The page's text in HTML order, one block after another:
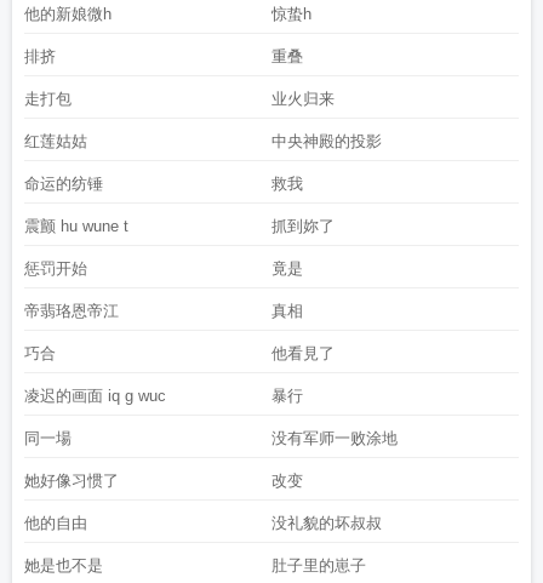
o
他的新娘微h 惊蛰h
排挤 重叠
走打包 业火归来
红莲姑姑 中央神殿的投影
命运的纺锤 救我
震颤 hu wune t 抓到妳了
惩罚开始 竟是
帝翡珞恩帝江 真相
巧合 他看見了
凌迟的画面 iq g wuc 暴行
同一場 没有军师一败涂地
她好像习惯了 改变
他的自由 没礼貌的坏叔叔
她是也不是 肚子里的崽子